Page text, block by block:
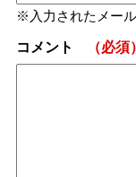
入力されたメー
コメント （必須）